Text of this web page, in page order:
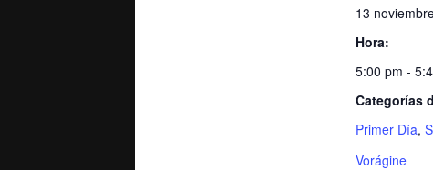
13
Hora:
5:00 pm -
Categorías
Primer Día,
Vorágine